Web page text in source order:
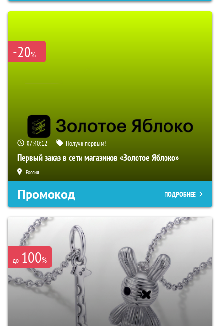
-20%
07:40:11 Получи первым!
Первый заказ в сети магазинов «Золотое Яблоко»
Россия
Промокод ПОДРОБНЕЕ
до 100%